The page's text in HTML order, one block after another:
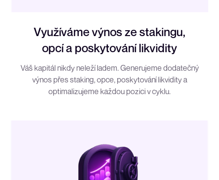
Využíváme výnos ze stakingu,
opcí a poskytování likvidity
Váš kapitál nikdy neleží ladem. Generujeme dodatečný
výnos přes staking, opce, poskytování likvidity a
optimalizujeme každou pozici v cyklu.